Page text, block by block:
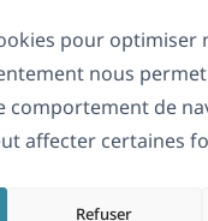
pour optimiser
nous
comportement de
affecter certaines
Refuser
À propos de
de